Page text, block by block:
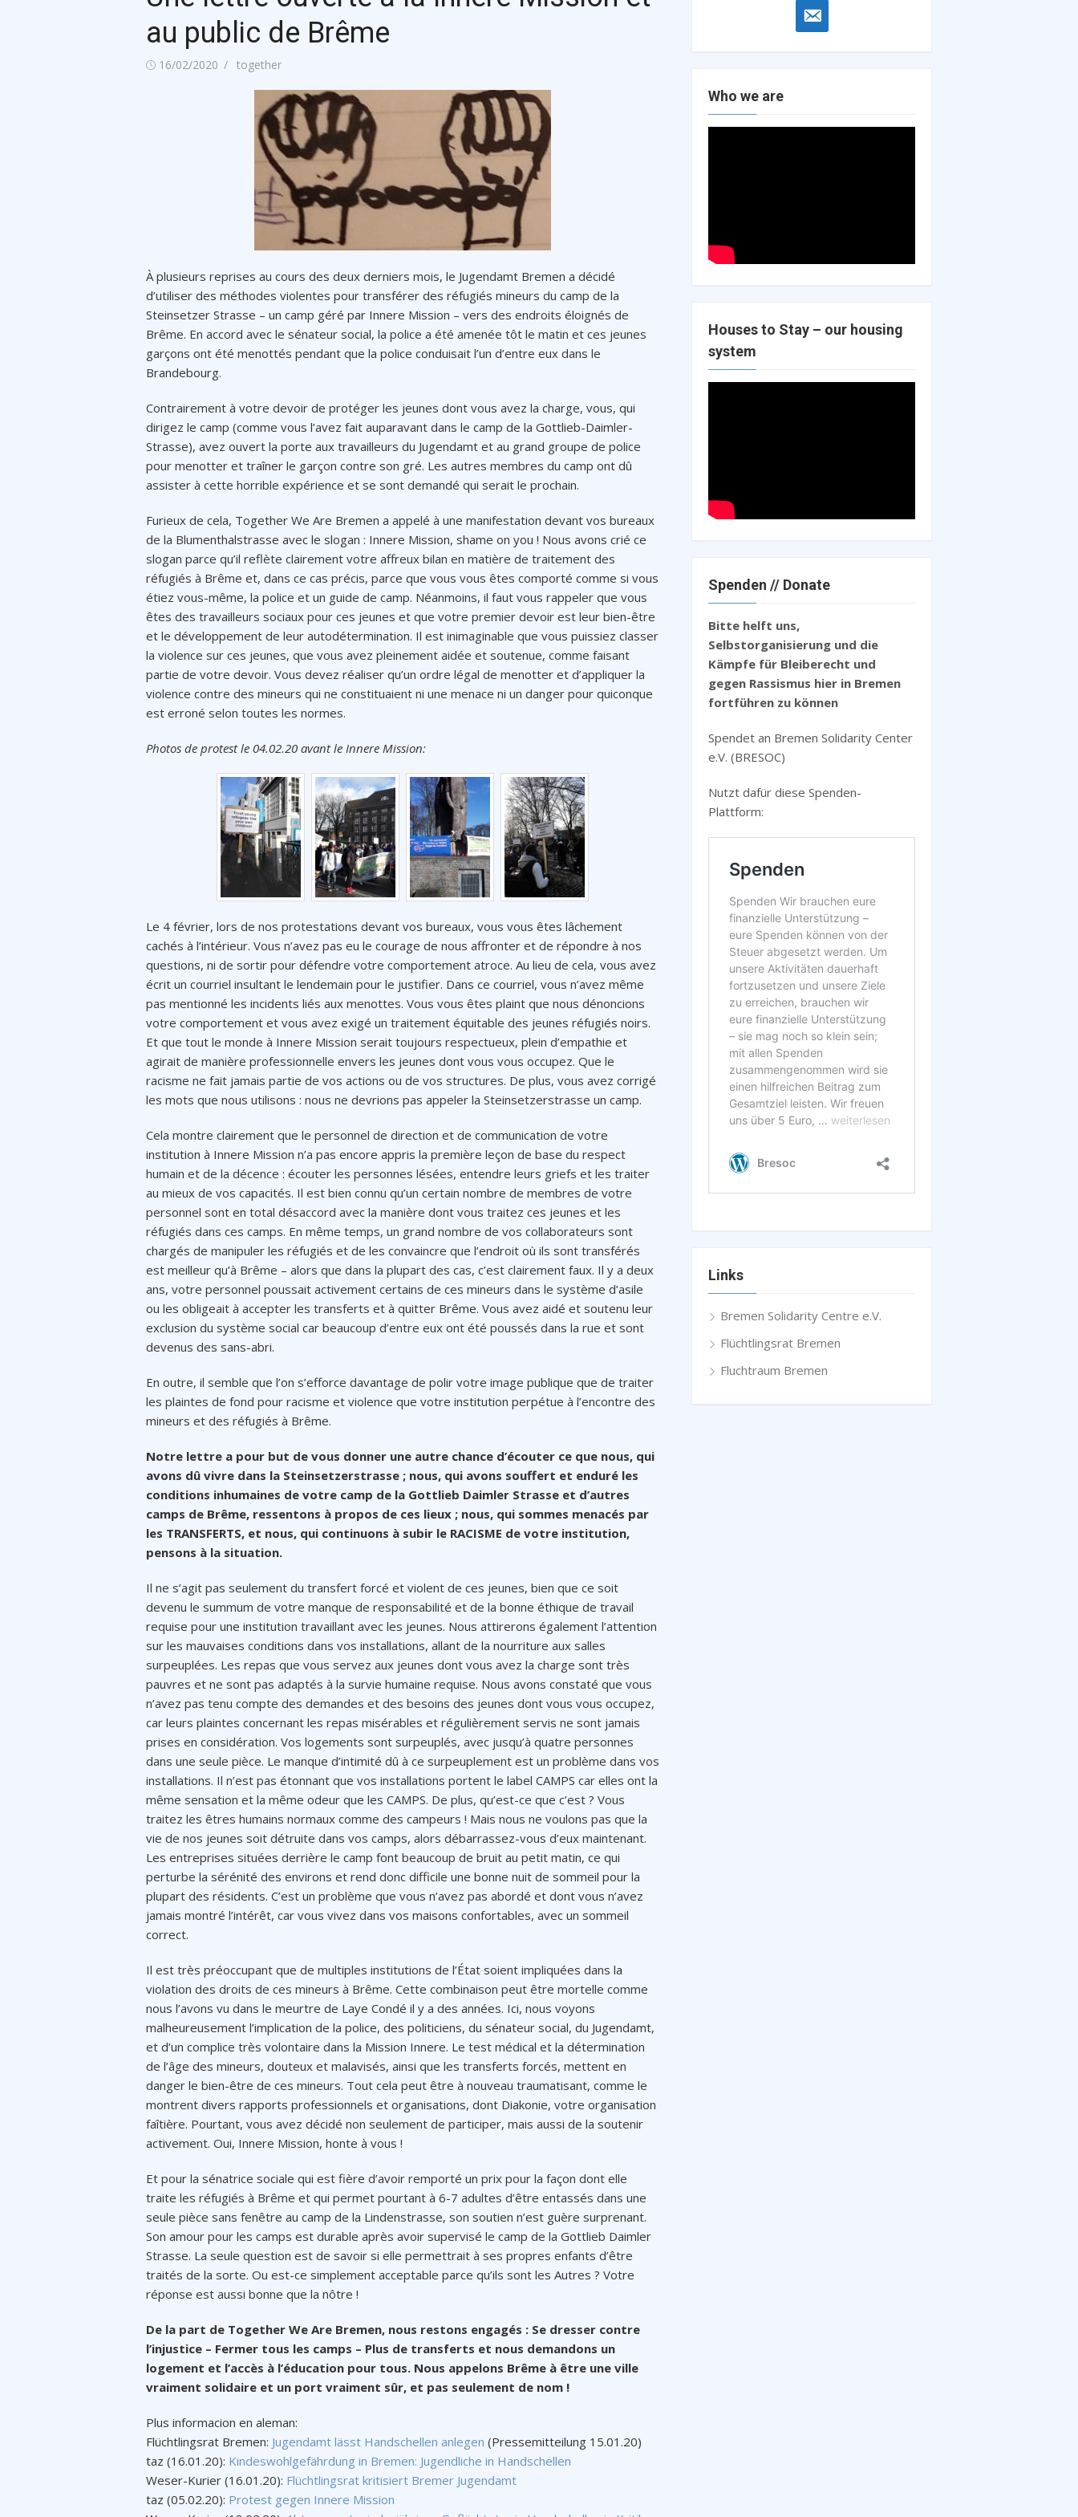
au public de Brême
Posted
16/02/2020 Author
together
À plusieurs reprises au cours des deux derniers mois, le Jugendamt Bremen a décidé
d’utiliser des méthodes violentes pour transférer des réfugiés mineurs du camp de la
Steinsetzer Strasse – un camp géré par Innere Mission – vers des endroits éloignés de
Brême. En accord avec le sénateur social, la police a été amenée tôt le matin et ces jeunes
garçons ont été menottés pendant que la police conduisait l’un d’entre eux dans le
Brandebourg.
Contrairement à votre devoir de protéger les jeunes dont vous avez la charge, vous, qui
dirigez le camp (comme vous l’avez fait auparavant dans le camp de la Gottlieb-Daimler-
Strasse), avez ouvert la porte aux travailleurs du Jugendamt et au grand groupe de police
pour menotter et traîner le garçon contre son gré. Les autres membres du camp ont dû
assister à cette horrible expérience et se sont demandé qui serait le prochain.
Furieux de cela, Together We Are Bremen a appelé à une manifestation devant vos bureaux
de la Blumenthalstrasse avec le slogan : Innere Mission, shame on you ! Nous avons crié ce
slogan parce qu’il reflète clairement votre affreux bilan en matière de traitement des
réfugiés à Brême et, dans ce cas précis, parce que vous vous êtes comporté comme si vous
étiez vous-même, la police et un guide de camp. Néanmoins, il faut vous rappeler que vous
êtes des travailleurs sociaux pour ces jeunes et que votre premier devoir est leur bien-être
et le développement de leur autodétermination. Il est inimaginable que vous puissiez classer
la violence sur ces jeunes, que vous avez pleinement aidée et soutenue, comme faisant
partie de votre devoir. Vous devez réaliser qu’un ordre légal de menotter et d’appliquer la
violence contre des mineurs qui ne constituaient ni une menace ni un danger pour quiconque
est erroné selon toutes les normes.
Photos de protest le 04.02.20 avant le Innere Mission:
Le 4 février, lors de nos protestations devant vos bureaux, vous vous êtes lâchement
cachés à l’intérieur. Vous n’avez pas eu le courage de nous affronter et de répondre à nos
questions, ni de sortir pour défendre votre comportement atroce. Au lieu de cela, vous avez
écrit un courriel insultant le lendemain pour le justifier. Dans ce courriel, vous n’avez même
pas mentionné les incidents liés aux menottes. Vous vous êtes plaint que nous dénoncions
votre comportement et vous avez exigé un traitement équitable des jeunes réfugiés noirs.
Et que tout le monde à Innere Mission serait toujours respectueux, plein d’empathie et
agirait de manière professionnelle envers les jeunes dont vous vous occupez. Que le
racisme ne fait jamais partie de vos actions ou de vos structures. De plus, vous avez corrigé
les mots que nous utilisons : nous ne devrions pas appeler la Steinsetzerstrasse un camp.
Cela montre clairement que le personnel de direction et de communication de votre
institution à Innere Mission n’a pas encore appris la première leçon de base du respect
humain et de la décence : écouter les personnes lésées, entendre leurs griefs et les traiter
au mieux de vos capacités. Il est bien connu qu’un certain nombre de membres de votre
personnel sont en total désaccord avec la manière dont vous traitez ces jeunes et les
réfugiés dans ces camps. En même temps, un grand nombre de vos collaborateurs sont
chargés de manipuler les réfugiés et de les convaincre que l’endroit où ils sont transférés
est meilleur qu’à Brême – alors que dans la plupart des cas, c’est clairement faux. Il y a deux
ans, votre personnel poussait activement certains de ces mineurs dans le système d’asile
ou les obligeait à accepter les transferts et à quitter Brême. Vous avez aidé et soutenu leur
exclusion du système social car beaucoup d’entre eux ont été poussés dans la rue et sont
devenus des sans-abri.
En outre, il semble que l’on s’efforce davantage de polir votre image publique que de traiter
les plaintes de fond pour racisme et violence que votre institution perpétue à l’encontre des
mineurs et des réfugiés à Brême.
Notre lettre a pour but de vous donner une autre chance d’écouter ce que nous, qui
avons dû vivre dans la Steinsetzerstrasse ; nous, qui avons souffert et enduré les
conditions inhumaines de votre camp de la Gottlieb Daimler Strasse et d’autres
camps de Brême, ressentons à propos de ces lieux ; nous, qui sommes menacés par
les TRANSFERTS, et nous, qui continuons à subir le RACISME de votre institution,
pensons à la situation.
Il ne s’agit pas seulement du transfert forcé et violent de ces jeunes, bien que ce soit
devenu le summum de votre manque de responsabilité et de la bonne éthique de travail
requise pour une institution travaillant avec les jeunes. Nous attirerons également l’attention
sur les mauvaises conditions dans vos installations, allant de la nourriture aux salles
surpeuplées. Les repas que vous servez aux jeunes dont vous avez la charge sont très
pauvres et ne sont pas adaptés à la survie humaine requise. Nous avons constaté que vous
n’avez pas tenu compte des demandes et des besoins des jeunes dont vous vous occupez,
car leurs plaintes concernant les repas misérables et régulièrement servis ne sont jamais
prises en considération. Vos logements sont surpeuplés, avec jusqu’à quatre personnes
dans une seule pièce. Le manque d’intimité dû à ce surpeuplement est un problème dans vos
installations. Il n’est pas étonnant que vos installations portent le label CAMPS car elles ont la
même sensation et la même odeur que les CAMPS. De plus, qu’est-ce que c’est ? Vous
traitez les êtres humains normaux comme des campeurs ! Mais nous ne voulons pas que la
vie de nos jeunes soit détruite dans vos camps, alors débarrassez-vous d’eux maintenant.
Les entreprises situées derrière le camp font beaucoup de bruit au petit matin, ce qui
perturbe la sérénité des environs et rend donc difficile une bonne nuit de sommeil pour la
plupart des résidents. C’est un problème que vous n’avez pas abordé et dont vous n’avez
jamais montré l’intérêt, car vous vivez dans vos maisons confortables, avec un sommeil
correct.
Il est très préoccupant que de multiples institutions de l’État soient impliquées dans la
violation des droits de ces mineurs à Brême. Cette combinaison peut être mortelle comme
nous l’avons vu dans le meurtre de Laye Condé il y a des années. Ici, nous voyons
malheureusement l’implication de la police, des politiciens, du sénateur social, du Jugendamt,
et d’un complice très volontaire dans la Mission Innere. Le test médical et la détermination
de l’âge des mineurs, douteux et malavisés, ainsi que les transferts forcés, mettent en
danger le bien-être de ces mineurs. Tout cela peut être à nouveau traumatisant, comme le
montrent divers rapports professionnels et organisations, dont Diakonie, votre organisation
faîtière. Pourtant, vous avez décidé non seulement de participer, mais aussi de la soutenir
activement. Oui, Innere Mission, honte à vous !
Et pour la sénatrice sociale qui est fière d’avoir remporté un prix pour la façon dont elle
traite les réfugiés à Brême et qui permet pourtant à 6-7 adultes d’être entassés dans une
seule pièce sans fenêtre au camp de la Lindenstrasse, son soutien n’est guère surprenant.
Son amour pour les camps est durable après avoir supervisé le camp de la Gottlieb Daimler
Strasse. La seule question est de savoir si elle permettrait à ses propres enfants d’être
traités de la sorte. Ou est-ce simplement acceptable parce qu’ils sont les Autres ? Votre
réponse est aussi bonne que la nôtre !
De la part de Together We Are Bremen, nous restons engagés : Se dresser contre
l’injustice – Fermer tous les camps – Plus de transferts et nous demandons un
logement et l’accès à l’éducation pour tous. Nous appelons Brême à être une ville
vraiment solidaire et un port vraiment sûr, et pas seulement de nom !
Plus informacion en aleman:
Flüchtlingsrat Bremen: Jugendamt lässt Handschellen anlegen (Pressemitteilung 15.01.20)
taz (16.01.20): Kindeswohlgefährdung in Bremen: Jugendliche in Handschellen
Weser-Kurier (16.01.20): Flüchtlingsrat kritisiert Bremer Jugendamt
taz (05.02.20): Protest gegen Innere Mission
email-
alt
Who we are
Houses to Stay – our housing
system
Spenden // Donate
Bitte helft uns,
Selbstorganisierung und die
Kämpfe für Bleiberecht und
gegen Rassismus hier in Bremen
fortführen zu können
Spendet an Bremen Solidarity Center
e.V. (BRESOC)
Nutzt dafür diese Spenden-
Plattform:
Links
Bremen Solidarity Centre e.V.
Flüchtlingsrat Bremen
Fluchtraum Bremen